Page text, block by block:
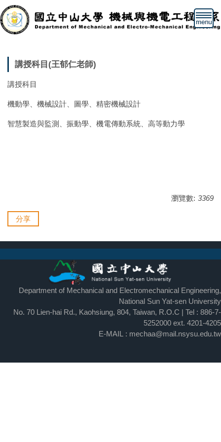
跳
到
主
區
講授科目(王郁仁老師)
講授科目
機動學、機械設計、圖學、精密機械設計
智慧製造與監測、振動學、機電傳動系統、高等動力學
瀏覽數: 3369
分享
Department of Mechanical and Electromechanical Engineering,
National Sun Yat-sen University
No. 70 Lien-hai Rd., Kaohsiung, 804, Taiwan, R.O.C | Tel : 886-7-
5252000 ext. 4201-4205
E-MAIL : mechaa@mail.nsysu.edu.tw